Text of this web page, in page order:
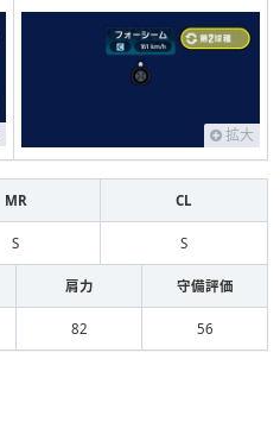
拡大
MR CL
S S
肩力 守備評価
82 56